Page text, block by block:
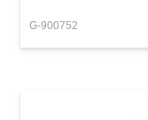
G-900752